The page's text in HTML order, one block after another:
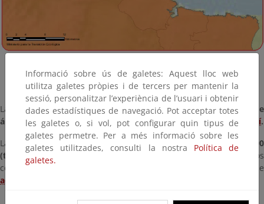
La
relación completa de espacios protegidos Red Natura 2000 de
ámbito marino competencia del MITECOpuede consultarse aquí.
La
relación completa de espacios protegidos Red Natura 2000
(terrestres y marinos) en España
incluyendo los espacios
competencia de las comunidades autónomas puede consultarse
aquí
Informació sobre ús de galetes: Aquest lloc web
utilitza galetes pròpies i de tercers per mantenir la
sessió, personalitzar l’experiència de l’usuari i obtenir
dades estadístiques de navegació. Pot acceptar totes
les galetes o, si vol, pot configurar quin tipus de
galetes permetre. Per a més informació sobre les
galetes utilitzades, consulti la nostra Política de
galetes.